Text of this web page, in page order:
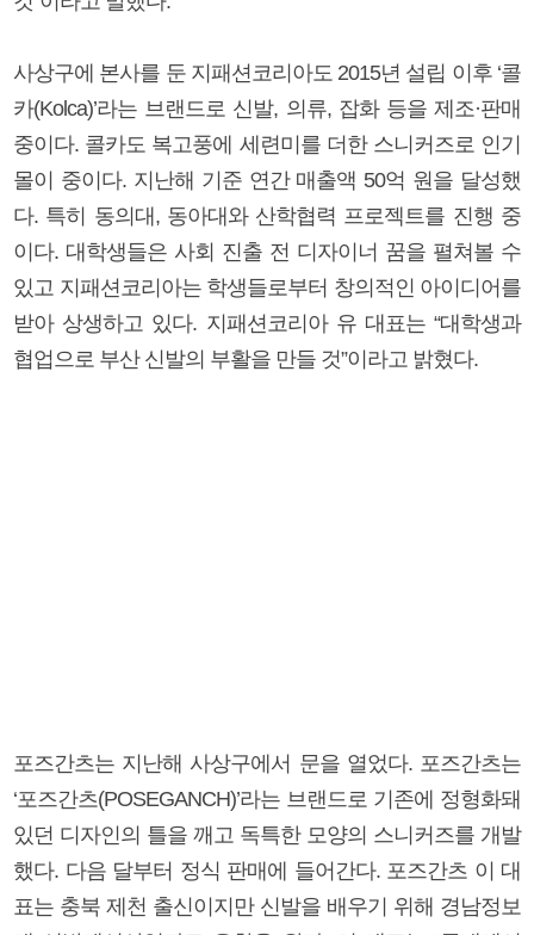
사상구에 본사를 둔 지패션코리아도 2015년 설립 이후 ‘콜
카(Kolca)’라는 브랜드로 신발, 의류, 잡화 등을 제조·판매
중이다. 콜카도 복고풍에 세련미를 더한 스니커즈로 인기
몰이 중이다. 지난해 기준 연간 매출액 50억 원을 달성했
다. 특히 동의대, 동아대와 산학협력 프로젝트를 진행 중
이다. 대학생들은 사회 진출 전 디자이너 꿈을 펼쳐볼 수
있고 지패션코리아는 학생들로부터 창의적인 아이디어를
받아 상생하고 있다. 지패션코리아 유 대표는 “대학생과
협업으로 부산 신발의 부활을 만들 것”이라고 밝혔다.
포즈간츠는 지난해 사상구에서 문을 열었다. 포즈간츠는
‘포즈간츠(POSEGANCH)’라는 브랜드로 기존에 정형화돼
있던 디자인의 틀을 깨고 독특한 모양의 스니커즈를 개발
했다. 다음 달부터 정식 판매에 들어간다. 포즈간츠 이 대
표는 충북 제천 출신이지만 신발을 배우기 위해 경남정보